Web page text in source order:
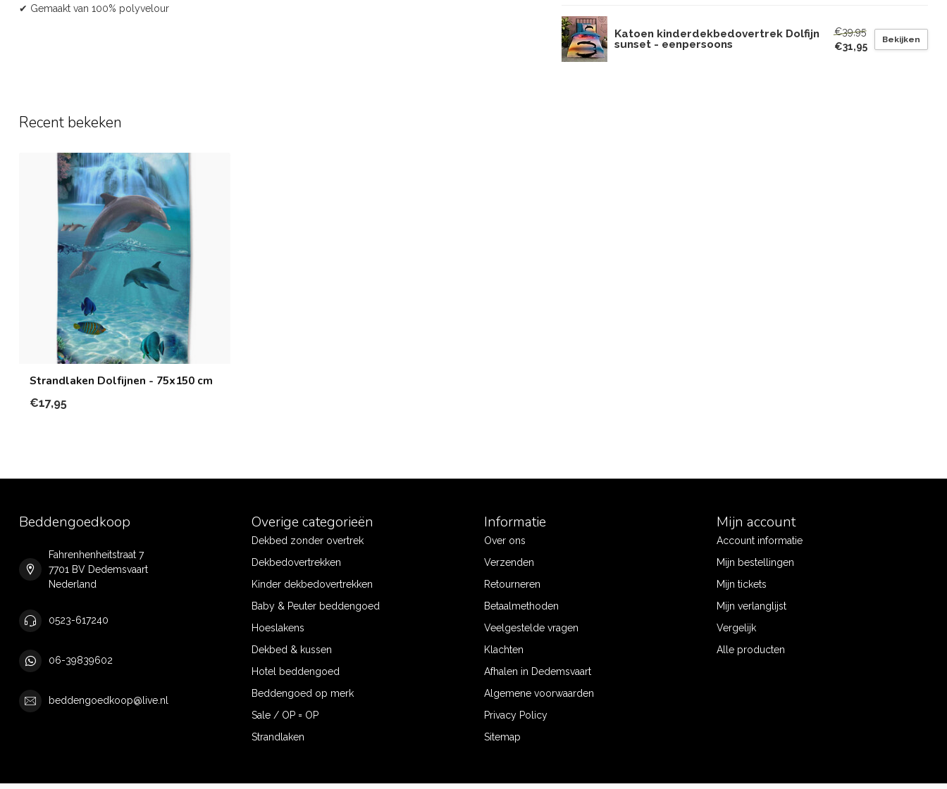
✔ Gemaakt van 100% polyvelour
Katoen kinderdekbedovertrek Dolfijn
sunset - eenpersoons
€39,95
€31,95
Bekijken
Recent bekeken
Strandlaken Dolfijnen - 75x150 cm
€17,95
Beddengoedkoop
Fahrenhenheitstraat 7
7701 BV Dedemsvaart
Nederland
0523-617240
06-39839602
beddengoedkoop@live.nl
Overige categorieën
Dekbed zonder overtrek
Dekbedovertrekken
Kinder dekbedovertrekken
Baby & Peuter beddengoed
Hoeslakens
Dekbed & kussen
Hotel beddengoed
Beddengoed op merk
Sale / OP = OP
Strandlaken
Informatie
Over ons
Verzenden
Retourneren
Betaalmethoden
Veelgestelde vragen
Klachten
Afhalen in Dedemsvaart
Algemene voorwaarden
Privacy Policy
Sitemap
Mijn account
Account informatie
Mijn bestellingen
Mijn tickets
Mijn verlanglijst
Vergelijk
Alle producten